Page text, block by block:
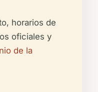
horarios de
oficiales y
de la